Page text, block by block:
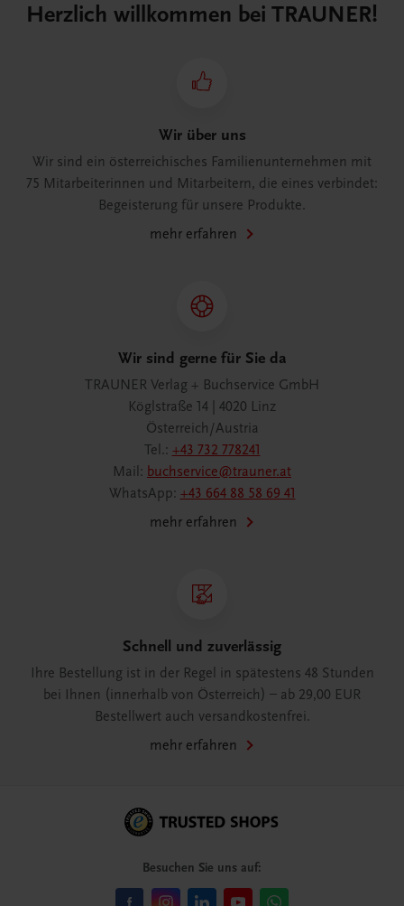
Herzlich willkommen bei TRAUNER!
Wir über uns
Wir sind ein österreichisches Familienunternehmen mit
75 Mitarbeiterinnen und Mitarbeitern, die eines verbindet:
Begeisterung für unsere Produkte.
mehr erfahren
Wir sind gerne für Sie da
TRAUNER Verlag + Buchservice GmbH
Köglstraße 14 | 4020 Linz
Österreich/Austria
Tel.: +43 732 778241
Mail: buchservice@trauner.at
WhatsApp: +43 664 88 58 69 41
mehr erfahren
Schnell und zuverlässig
Ihre Bestellung ist in der Regel in spätestens 48 Stunden
bei Ihnen (innerhalb von Österreich) – ab 29,00 EUR
Bestellwert auch versandkostenfrei.
mehr erfahren
Besuchen Sie uns auf: